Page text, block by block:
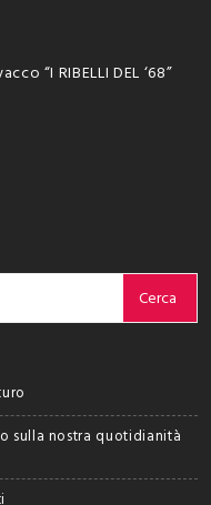
“I RIBELLI DEL ‘68”
sulla nostra quotidianità